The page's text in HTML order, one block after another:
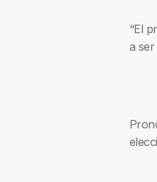
“El
a ser